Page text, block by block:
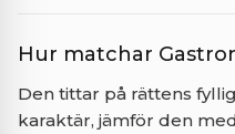
Hur matchar
Den tittar på rättens
karaktär, jämför den